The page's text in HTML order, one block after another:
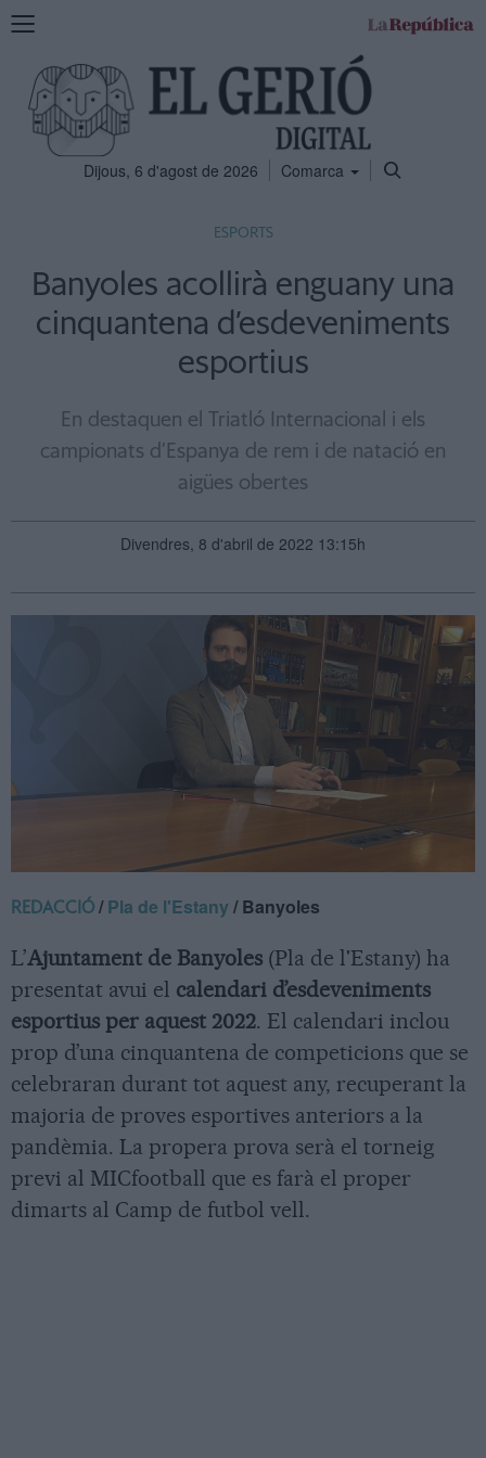
Mostra
navegació
Dijous, 6 d'agost de 2026 Comarca
ESPORTS
Banyoles acollirà enguany una
cinquantena d’esdeveniments
esportius
En destaquen el Triatló Internacional i els
campionats d’Espanya de rem i de natació en
aigües obertes
Divendres, 8 d'abril de 2022 13:15h
REDACCIÓ /Pla de l'Estany / Banyoles
L’Ajuntament de Banyoles (Pla de l'Estany) ha
presentat avui el calendari d’esdeveniments
esportius per aquest 2022. El calendari inclou
prop d’una cinquantena de competicions que se
celebraran durant tot aquest any, recuperant la
majoria de proves esportives anteriors a la
pandèmia. La propera prova serà el torneig
previ al MICfootball que es farà el proper
dimarts al Camp de futbol vell.